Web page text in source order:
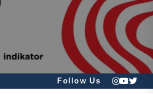
Follow Us